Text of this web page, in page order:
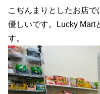
こぢんまりとしたお店
優しいです。Lucky Mart
す。